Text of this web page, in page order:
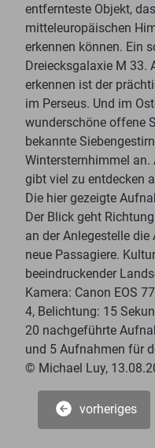
entfernteste Objekt,
mitteleuropäischen
erkennen können. Ein
Dreiecksgalaxie M 33.
erkennen ist der
im Perseus. Und im
wunderschöne offene
bekannte
Wintersternhimmel an.
gibt viel zu entdecken
Die hier gezeigte
Der Blick geht
an der Anlegestelle
neue Passagiere.
beeindruckender
Kamera: Canon EOS
4, Belichtung: 15
20 nachgeführte
und 5 Aufnahmen für
© Michael Luy,
vorheriges